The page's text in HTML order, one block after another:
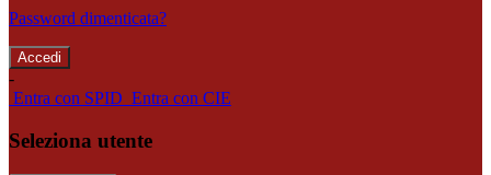
Password dimenticata?
-
Entra con SPID Entra con CIE
Seleziona utente